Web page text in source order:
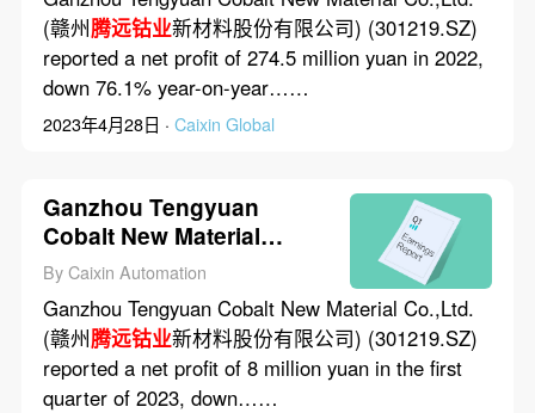
(赣州腾远钴业新材料股份有限公司) (301219.SZ)
reported a net profit of 274.5 million yuan in 2022,
down 76.1% year-on-year……
2023年4月28日 · Caixin Global
Ganzhou Tengyuan
Cobalt New Material
Co.,Ltd.’s Net Profit
Dropped 98.3% in First
Quarter of 2023
By Caixin Automation
Ganzhou Tengyuan Cobalt New Material Co.,Ltd.
(赣州腾远钴业新材料股份有限公司) (301219.SZ)
reported a net profit of 8 million yuan in the first
quarter of 2023, down……